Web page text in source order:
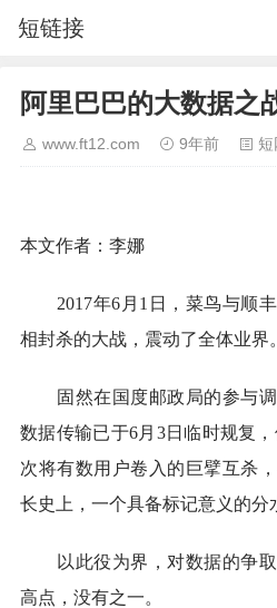
短链接
阿里巴巴的大数据之
www.ft12.com 9年前
本文作者：李娜
2017年6月1日，菜鸟与顺丰
相封杀的大战，震动了全体业界。
固然在国度邮政局的参与调
数据传输已于6月3日临时规复
次将有数用户卷入的巨擘互杀
长史上，一个具备标记意义的分
以此役为界，对数据的争取
高点，没有之一。